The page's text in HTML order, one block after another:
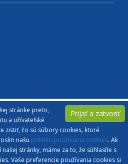
materiálov je dovolené výhradne len s
knižnice a s uvedením zdroja.
knižnica - Ekonomická univerzita v Bratislave
Prijať a zatvoriť
stránke preto,
a užívateľské
zistiť, čo sú súbory cookies, ktoré
našu politiku používania cookies. Ak
stránky, máme za to, že súhlasíte s
Vaše preferencie používania cookies si